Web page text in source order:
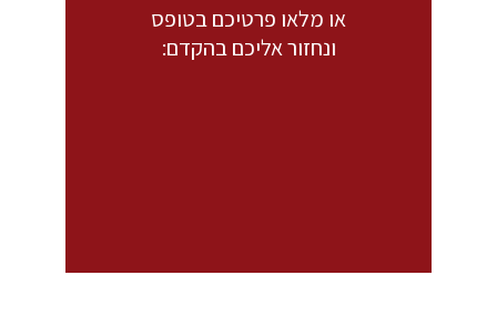
או מלאו פרטיכם בטופס
ונחזור אליכם בהקדם: